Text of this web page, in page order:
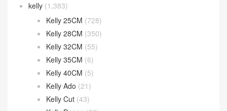
kelly (1,383)
Kelly 25CM (728)
Kelly 28CM (350)
Kelly 32CM (55)
Kelly 35CM (6)
Kelly 40CM (5)
Kelly Ado (21)
Kelly Cut (43)